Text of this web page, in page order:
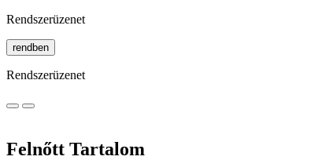
Rendszerüzenet
rendben
Rendszerüzenet
Felnőtt Tartalom